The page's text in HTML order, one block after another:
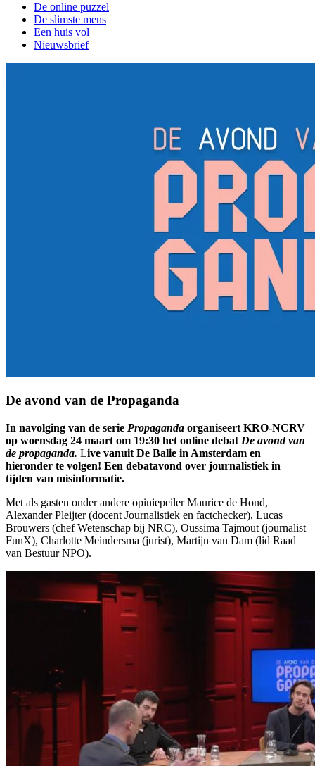
De online puzzel
De slimste mens
Een huis vol
Nieuwsbrief
De avond van de Propaganda
In navolging van de serie Propaganda organiseert KRO-NCRV
op woensdag 24 maart om 19:30 het online debat De avond van
de propaganda. Live vanuit De Balie in Amsterdam en
hieronder te volgen! Een debatavond over journalistiek in
tijden van misinformatie.
Met als gasten onder andere opiniepeiler Maurice de Hond,
Alexander Pleijter (docent Journalistiek en factchecker), Lucas
Brouwers (chef Wetenschap bij NRC), Oussima Tajmout (journalist
FunX), Charlotte Meindersma (jurist), Martijn van Dam (lid Raad
van Bestuur NPO).